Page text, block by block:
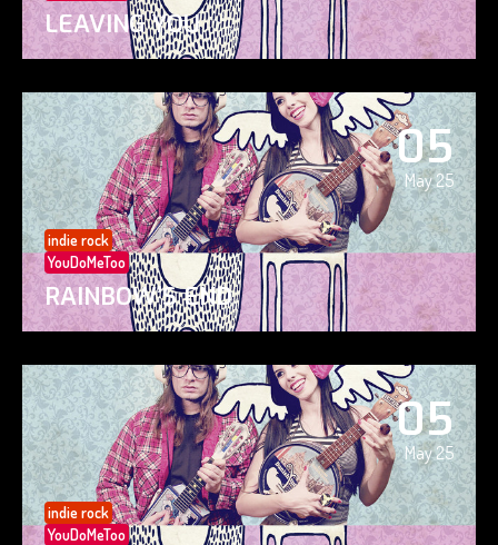
LEAVING YOU
05
May 25
indie rock
YouDoMeToo
RAINBOW’S END
05
May 25
indie rock
YouDoMeToo